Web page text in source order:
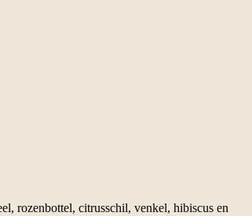
rozenbottel, citrusschil, venkel, hibiscus en